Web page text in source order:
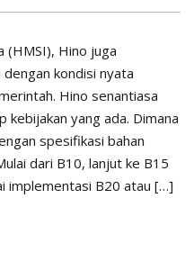
(HMSI), Hino juga
kondisi nyata
Hino senantiasa
kebijakan yang ada. Dimana
spesifikasi bahan
dari B10, lanjut ke B15
implementasi B20 atau […]